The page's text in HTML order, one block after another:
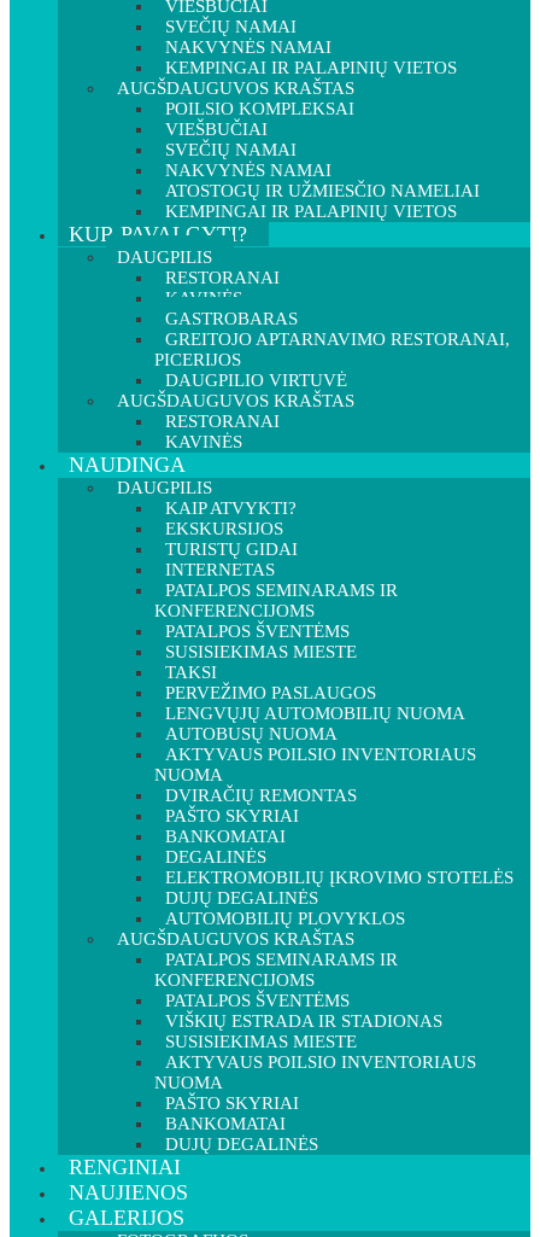
VIEŠBUČIAI
SVEČIŲ NAMAI
NAKVYNĖS NAMAI
KEMPINGAI IR PALAPINIŲ VIETOS
AUGŠDAUGUVOS KRAŠTAS
POILSIO KOMPLEKSAI
VIEŠBUČIAI
SVEČIŲ NAMAI
NAKVYNĖS NAMAI
ATOSTOGŲ IR UŽMIESČIO NAMELIAI
KEMPINGAI IR PALAPINIŲ VIETOS
KUR PAVALGYTI?
DAUGPILIS
RESTORANAI
KAVINĖS
GASTROBARAS
GREITOJO APTARNAVIMO RESTORANAI,
PICERIJOS
DAUGPILIO VIRTUVĖ
AUGŠDAUGUVOS KRAŠTAS
RESTORANAI
KAVINĖS
NAUDINGA
DAUGPILIS
KAIP ATVYKTI?
EKSKURSIJOS
TURISTŲ GIDAI
INTERNETAS
PATALPOS SEMINARAMS IR
KONFERENCIJOMS
PATALPOS ŠVENTĖMS
SUSISIEKIMAS MIESTE
TAKSI
PERVEŽIMO PASLAUGOS
LENGVŲJŲ AUTOMOBILIŲ NUOMA
AUTOBUSŲ NUOMA
AKTYVAUS POILSIO INVENTORIAUS
NUOMA
DVIRAČIŲ REMONTAS
PAŠTO SKYRIAI
BANKOMATAI
DEGALINĖS
ELEKTROMOBILIŲ ĮKROVIMO STOTELĖS
DUJŲ DEGALINĖS
AUTOMOBILIŲ PLOVYKLOS
AUGŠDAUGUVOS KRAŠTAS
PATALPOS SEMINARAMS IR
KONFERENCIJOMS
PATALPOS ŠVENTĖMS
VIŠKIŲ ESTRADA IR STADIONAS
SUSISIEKIMAS MIESTE
AKTYVAUS POILSIO INVENTORIAUS
NUOMA
PAŠTO SKYRIAI
BANKOMATAI
DUJŲ DEGALINĖS
RENGINIAI
NAUJIENOS
GALERIJOS